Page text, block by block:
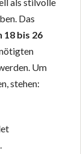
Das
18 bis 26
Um
stehen: